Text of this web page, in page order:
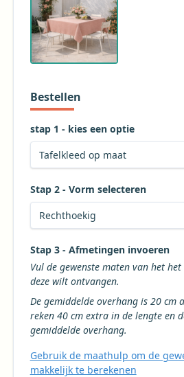
tafeldecoratie
Perfect voor elke gelegenheid
Of het nu gaat om een
verjaardag of een ontspannen
Combineer het met
accenten voor een luxe uitstraling.
Kies voor sfeer, kwaliteit en stijl
tafelkleed
bijzonder moment.
Bestellen
stap 1 - kies een optie
Stap 2 - Vorm selecteren
Kies de gewenste vorm voor uw
Stap 3 - Afmetingen invoeren
Vul de gewenste maten van het het
deze wilt ontvangen.
De gemiddelde overhang is 20 cm
reken 40 cm extra in de lengte en de breedte voor een
gemiddelde overhang.
Gebruik de maathulp om de
makkelijk te berekenen